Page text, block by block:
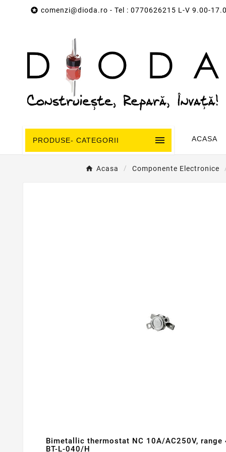
 comenzi@dioda.ro - Tel : 0770626215 L-V 9.00-
PRODUSE- CATEGORII  ACASA
Acasa Componente Electronice
Bimetallic thermostat NC 10A/AC250V, range
BT-L-040/H